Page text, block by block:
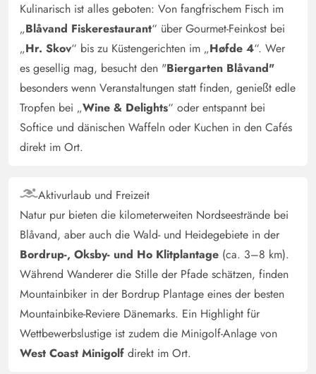
ist gepflegt, Außensauna und Pool vorhanden. Waren
nun das zweite Mal in diesem Haus, haben uns über die
neue Küche gefreut.
Gæst
Danmark
KI Übersetzt (Original anzeigen)
5 von 5
5 von 5
5 out of 5
07/06/2025
Es fehlt eine kurze Beschreibung auf Dänisch, wie der
Mülleimer vorhanden sein.
Katja Sonnet-Wilde
Deutschland
5 von 5
5 von 5
5 out of 524/05/2025
Das Haus bietet alles was man für einen entspannten
Urlaub braucht. Die Küche ist super ausgestattet,
Kühlschrank und Gefrierschrank sind schön groß. Bäder
mit Fußbodenheizung sehr angenehm. Die Betten waren
ein wenige schmal und für uns etwas zu weich, aber
Kulinarisch ist alles geboten: Von fangfrischem Fisch im
„Blåvand Fiskerestaurant“ über Gourmet-Feinkost bei
„Hr. Skov“ bis zu Küstengerichten im „Høfde 4“. Wer
es gesellig mag, besucht den "Biergarten Blåvand"
besonders wenn Veranstaltungen statt finden, genießt edle
Tropfen bei „Wine & Delights“ oder entspannt bei
Softice und dänischen Waffeln oder Kuchen in den Cafés
direkt im Ort.
Aktivurlaub und Freizeit
Natur pur bieten die kilometerweiten Nordseestrände bei
Blåvand, aber auch die Wald- und Heidegebiete in der
Bordrup-, Oksby- und Ho Klitplantage (ca. 3–8 km).
Während Wanderer die Stille der Pfade schätzen, finden
Mountainbiker in der Bordrup Plantage eines der besten
Mountainbike-Reviere Dänemarks. Ein Highlight für
Wettbewerbslustige ist zudem die Minigolf-Anlage von
West Coast Minigolf direkt im Ort.